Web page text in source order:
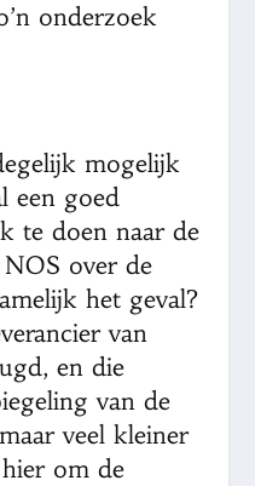
onderzoek
mogelijk
een goed
te doen naar de
over de
het geval?
van
en die
van de
veel kleiner
om de